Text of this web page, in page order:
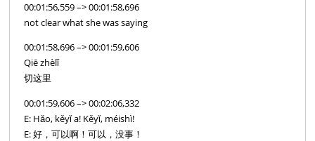
00:01:56,559 –> 00:01:58,696
not clear what she was saying
00:01:58,696 –> 00:01:59,606
Qiē zhèlǐ
切这里
00:01:59,606 –> 00:02:06,332
E: Hǎo, kěyǐ a! Kěyǐ, méishì!
E: 好，可以啊！可以，没事！